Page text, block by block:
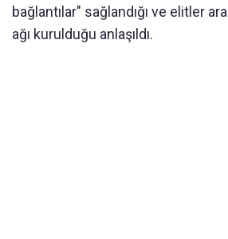
bağlantılar" sağlandığı ve elitler
ağı kurulduğu anlaşıldı.